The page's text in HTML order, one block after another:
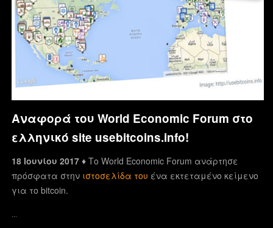
Αναφορά του World Economic Forum στο
ελληνικό site usebitcoins.info!
18 Ιουνίου 2017 ♦Το World Economic Forum ανάρτησε
πρόσφατα στην ιστοσελίδα του ένα εκτεταμένο κείμενο
για το bitcoin.